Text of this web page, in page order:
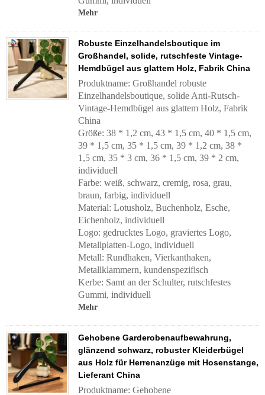
Mehr
Robuste Einzelhandelsboutique im
Großhandel, solide, rutschfeste Vintage-
Hemdbügel aus glattem Holz, Fabrik China
Produktname: Großhandel robuste
Einzelhandelsboutique, solide Anti-Rutsch-
Vintage-Hemdbügel aus glattem Holz, Fabrik
China
Größe: 38 * 1,2 cm, 43 * 1,5 cm, 40 * 1,5 cm,
39 * 1,5 cm, 35 * 1,5 cm, 39 * 1,2 cm, 38 *
1,5 cm, 35 * 3 cm, 36 * 1,5 cm, 39 * 2 cm,
individuell
Farbe: weiß, schwarz, cremig, rosa, grau,
braun, farbig, individuell
Material: Lotusholz, Buchenholz, Esche,
Eichenholz, individuell
Logo: gedrucktes Logo, graviertes Logo,
Metallplatten-Logo, individuell
Metall: Rundhaken, Vierkanthaken,
Metallklammern, kundenspezifisch
Kerbe: Samt an der Schulter, rutschfestes
Gummi, individuell
Mehr
Gehobene Garderobenaufbewahrung,
glänzend schwarz, robuster Kleiderbügel
aus Holz für Herrenanzüge mit Hosenstange,
Lieferant China
Produktname: Gehobene